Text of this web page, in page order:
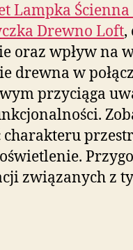
Lampka
Drewno Loft,
oraz wpływ na
drewna w
przyciąga
charakteru
związanych z